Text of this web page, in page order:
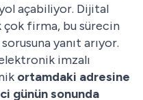
yol açabiliyor. Dijital
çok firma, bu sürecin
yanıt arıyor.
imzalı
ortamdaki adresine
günün sonunda